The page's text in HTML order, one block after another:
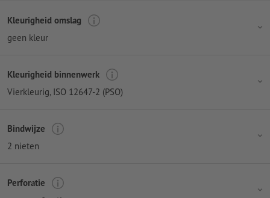
Kleurigheid omslag
geen kleur
Kleurigheid binnenwerk
Vierkleurig, ISO 12647-2 (PSO)
Bindwijze
2 nieten
Perforatie